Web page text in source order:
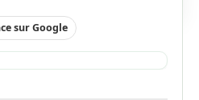
sur Google